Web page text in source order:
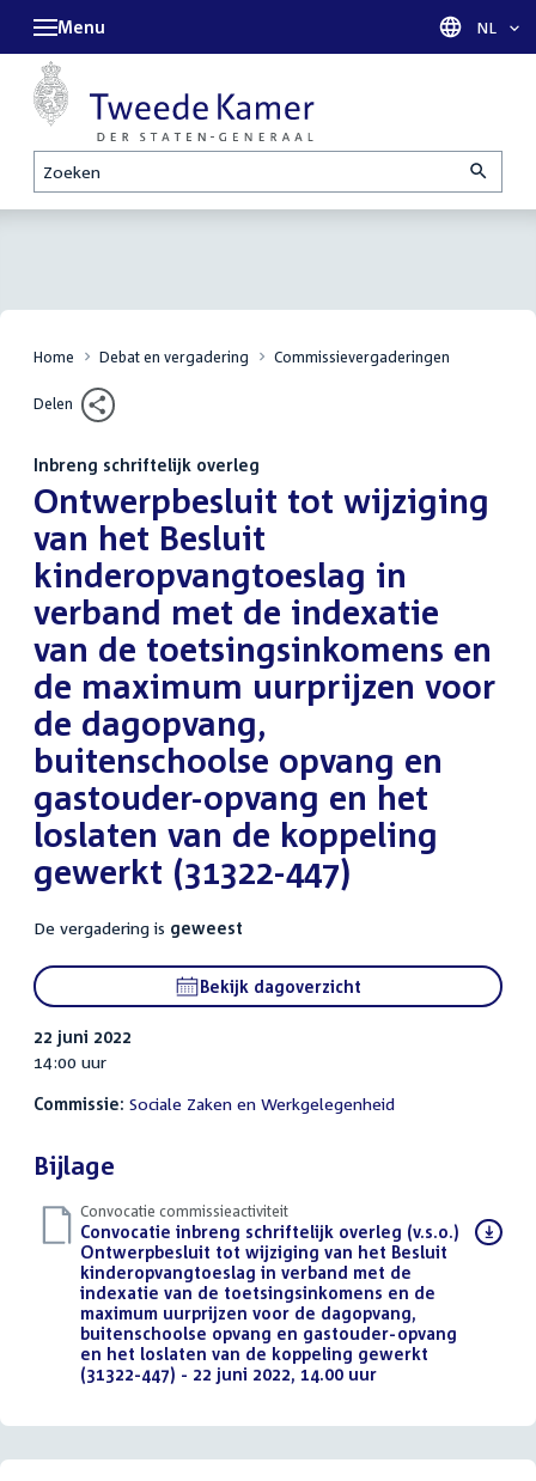
Zoeken
Menu Taal
NL
Home Debat en vergadering Commissievergaderingen
Delen
Inbreng schriftelijk overleg
:Ontwerpbesluit tot wijziging
van het Besluit
kinderopvangtoeslag in
verband met de indexatie
van de toetsingsinkomens en
de maximum uurprijzen voor
de dagopvang,
buitenschoolse opvang en
gastouder-opvang en het
loslaten van de koppeling
gewerkt (31322-447)
De vergadering is geweest
Bekijk dagoverzicht
22 juni 2022
14:00 uur
Commissie: Sociale Zaken en Werkgelegenheid
Bijlage
Convocatie commissieactiviteit
Download
bestand:
Convocatie inbreng schriftelijk overleg (v.s.o.)
Ontwerpbesluit tot wijziging van het Besluit
kinderopvangtoeslag in verband met de
indexatie van de toetsingsinkomens en de
maximum uurprijzen voor de dagopvang,
buitenschoolse opvang en gastouder-opvang
en het loslaten van de koppeling gewerkt
(31322-447) - 22 juni 2022, 14.00 uur(PDF)